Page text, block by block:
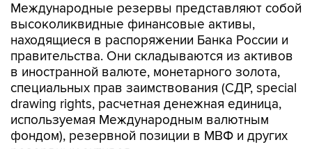
Международные резервы представляют собой
высоколиквидные финансовые активы,
находящиеся в распоряжении Банка России и
правительства. Они складываются из активов
в иностранной валюте, монетарного золота,
специальных прав заимствования (СДР, special
drawing rights, расчетная денежная единица,
используемая Международным валютным
фондом), резервной позиции в МВФ и других